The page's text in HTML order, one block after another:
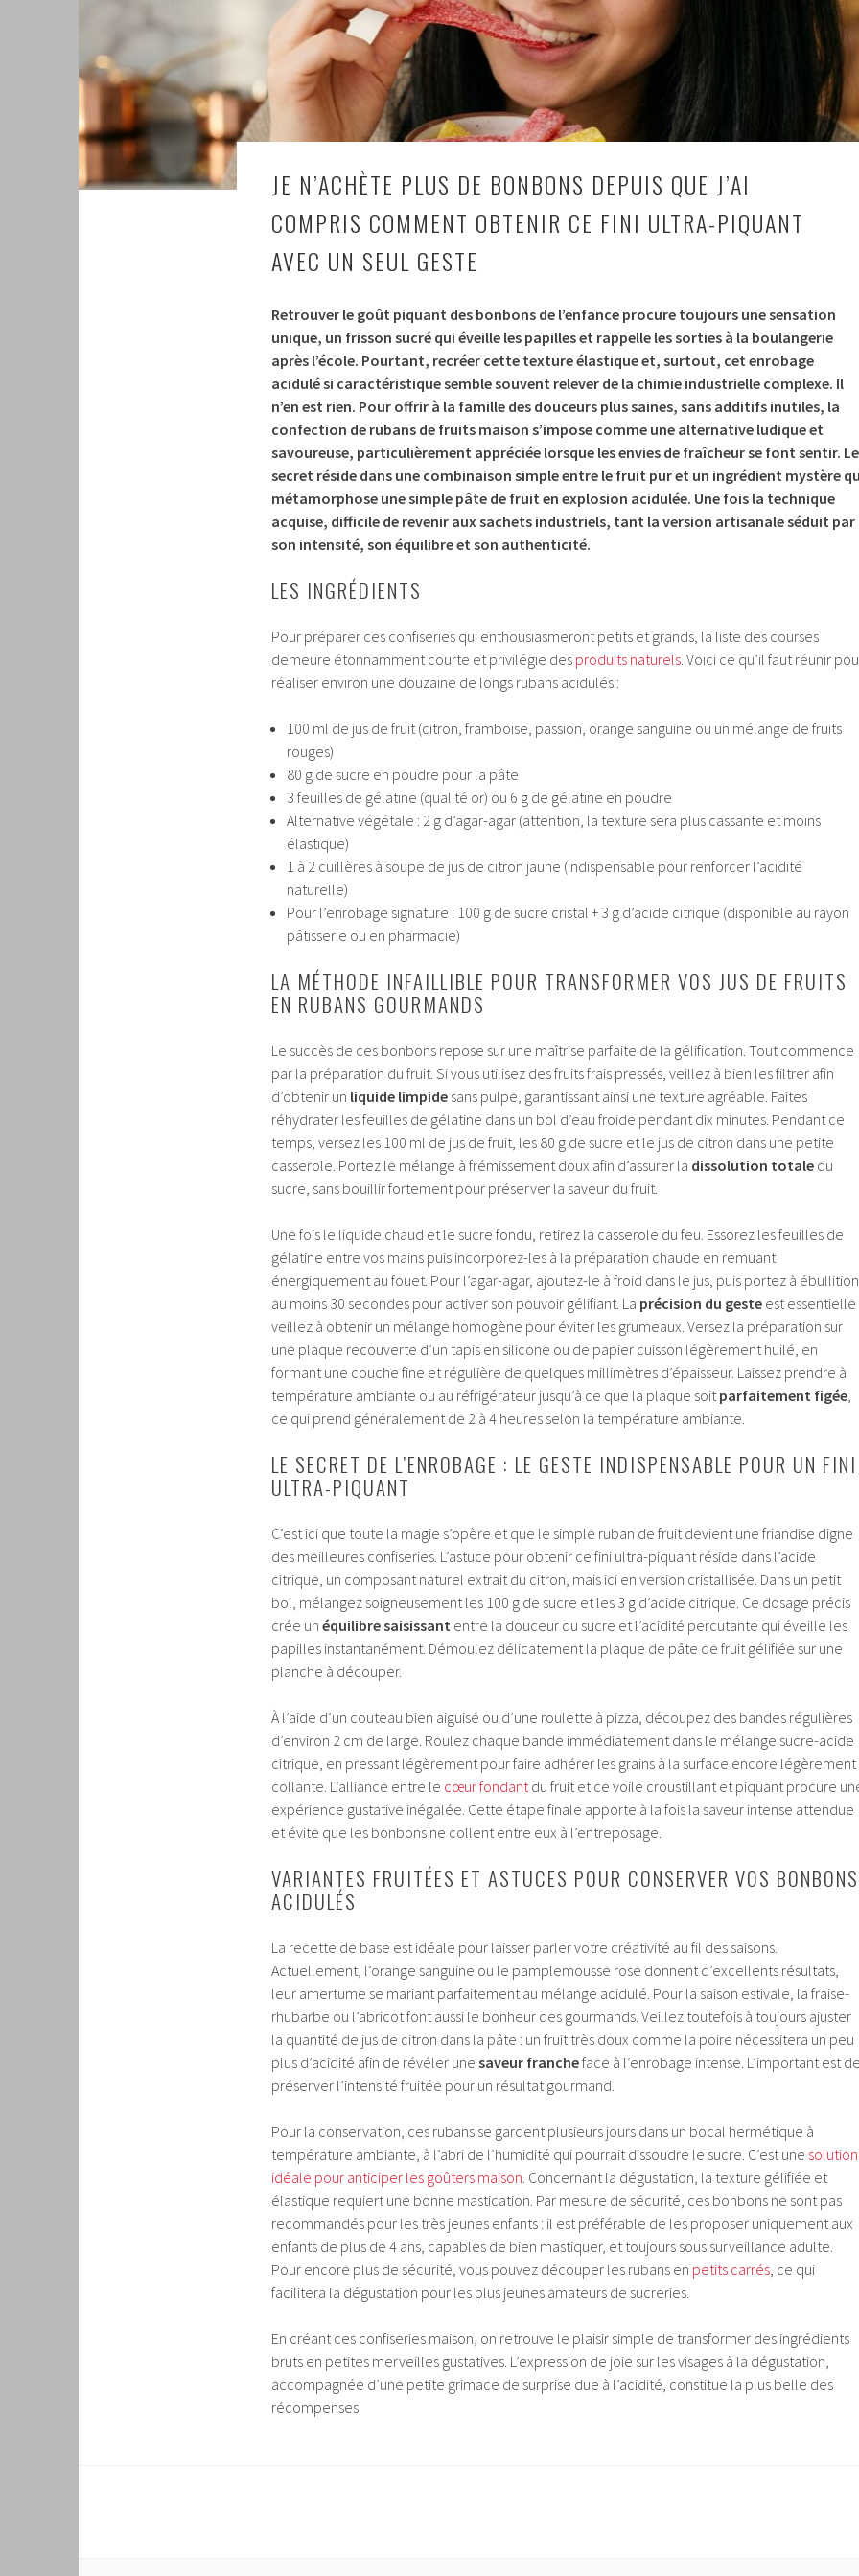
JE N’ACHÈTE PLUS DE BONBONS DEPUIS QUE J’AI
COMPRIS COMMENT OBTENIR CE FINI ULTRA-PIQUANT
AVEC UN SEUL GESTE
Retrouver le goût piquant des bonbons de l’enfance procure toujours une sensation
unique, un frisson sucré qui éveille les papilles et rappelle les sorties à la boulangerie
après l’école. Pourtant, recréer cette texture élastique et, surtout, cet enrobage
acidulé si caractéristique semble souvent relever de la chimie industrielle complexe. Il
n’en est rien. Pour offrir à la famille des douceurs plus saines, sans additifs inutiles, la
confection de rubans de fruits maison s’impose comme une alternative ludique et
savoureuse, particulièrement appréciée lorsque les envies de fraîcheur se font sentir. Le
secret réside dans une combinaison simple entre le fruit pur et un ingrédient mystère
métamorphose une simple pâte de fruit en explosion acidulée. Une fois la technique
acquise, difficile de revenir aux sachets industriels, tant la version artisanale séduit par
son intensité, son équilibre et son authenticité.
LES INGRÉDIENTS
Pour préparer ces confiseries qui enthousiasmeront petits et grands, la liste des courses
demeure étonnamment courte et privilégie des produits naturels . Voici ce qu’il faut réunir
réaliser environ une douzaine de longs rubans acidulés :
100 ml de jus de fruit (citron, framboise, passion, orange sanguine ou un mélange de fruits
rouges)
80 g de sucre en poudre pour la pâte
3 feuilles de gélatine (qualité or) ou 6 g de gélatine en poudre
Alternative végétale : 2 g d’agar-agar (attention, la texture sera plus cassante et moins
élastique)
1 à 2 cuillères à soupe de jus de citron jaune (indispensable pour renforcer l’acidité
naturelle)
Pour l’enrobage signature : 100 g de sucre cristal + 3 g d’acide citrique (disponible au rayon
pâtisserie ou en pharmacie)
LA MÉTHODE INFAILLIBLE POUR TRANSFORMER VOS JUS DE FRUITS
EN RUBANS GOURMANDS
Le succès de ces bonbons repose sur une maîtrise parfaite de la gélification. Tout commence
par la préparation du fruit. Si vous utilisez des fruits frais pressés, veillez à bien les filtrer afin
d’obtenir un liquide limpide sans pulpe, garantissant ainsi une texture agréable. Faites
réhydrater les feuilles de gélatine dans un bol d’eau froide pendant dix minutes. Pendant ce
temps, versez les 100 ml de jus de fruit, les 80 g de sucre et le jus de citron dans une petite
casserole. Portez le mélange à frémissement doux afin d’assurer la dissolution totale du
sucre, sans bouillir fortement pour préserver la saveur du fruit.
Une fois le liquide chaud et le sucre fondu, retirez la casserole du feu. Essorez les feuilles de
gélatine entre vos mains puis incorporez-les à la préparation chaude en remuant
énergiquement au fouet. Pour l’agar-agar, ajoutez-le à froid dans le jus, puis portez à ébullition
au moins 30 secondes pour activer son pouvoir gélifiant. La précision du geste est essentielle
veillez à obtenir un mélange homogène pour éviter les grumeaux. Versez la préparation sur
une plaque recouverte d’un tapis en silicone ou de papier cuisson légèrement huilé, en
formant une couche fine et régulière de quelques millimètres d’épaisseur. Laissez prendre à
température ambiante ou au réfrigérateur jusqu’à ce que la plaque soit parfaitement figée
ce qui prend généralement de 2 à 4 heures selon la température ambiante.
LE SECRET DE L’ENROBAGE : LE GESTE INDISPENSABLE POUR UN FINI
ULTRA-PIQUANT
C’est ici que toute la magie s’opère et que le simple ruban de fruit devient une friandise digne
des meilleures confiseries. L’astuce pour obtenir ce fini ultra-piquant réside dans l’acide
citrique, un composant naturel extrait du citron, mais ici en version cristallisée. Dans un petit
bol, mélangez soigneusement les 100 g de sucre et les 3 g d’acide citrique. Ce dosage précis
crée un équilibre saisissant entre la douceur du sucre et l’acidité percutante qui éveille les
papilles instantanément. Démoulez délicatement la plaque de pâte de fruit gélifiée sur une
planche à découper.
À l’aide d’un couteau bien aiguisé ou d’une roulette à pizza, découpez des bandes régulières
d’environ 2 cm de large. Roulez chaque bande immédiatement dans le mélange sucre-acide
citrique, en pressant légèrement pour faire adhérer les grains à la surface encore légèrement
collante. L’alliance entre le cœur fondant du fruit et ce voile croustillant et piquant procure
expérience gustative inégalée. Cette étape finale apporte à la fois la saveur intense attendue
et évite que les bonbons ne collent entre eux à l’entreposage.
VARIANTES FRUITÉES ET ASTUCES POUR CONSERVER VOS BONBONS
ACIDULÉS
La recette de base est idéale pour laisser parler votre créativité au fil des saisons.
Actuellement, l’orange sanguine ou le pamplemousse rose donnent d’excellents résultats,
leur amertume se mariant parfaitement au mélange acidulé. Pour la saison estivale, la fraise-
rhubarbe ou l’abricot font aussi le bonheur des gourmands. Veillez toutefois à toujours ajuster
la quantité de jus de citron dans la pâte : un fruit très doux comme la poire nécessitera un peu
plus d’acidité afin de révéler une saveur francheface à l’enrobage intense. L’important est
préserver l’intensité fruitée pour un résultat gourmand.
Pour la conservation, ces rubans se gardent plusieurs jours dans un bocal hermétique à
température ambiante, à l’abri de l’humidité qui pourrait dissoudre le sucre. C’est une solution
idéale pour anticiper les goûters maison . Concernant la dégustation, la texture gélifiée et
élastique requiert une bonne mastication. Par mesure de sécurité, ces bonbons ne sont pas
recommandés pour les très jeunes enfants : il est préférable de les proposer uniquement aux
enfants de plus de 4 ans, capables de bien mastiquer, et toujours sous surveillance adulte.
Pour encore plus de sécurité, vous pouvez découper les rubans en petits carrés , ce qui
facilitera la dégustation pour les plus jeunes amateurs de sucreries.
En créant ces confiseries maison, on retrouve le plaisir simple de transformer des ingrédients
bruts en petites merveilles gustatives. L’expression de joie sur les visages à la dégustation,
accompagnée d’une petite grimace de surprise due à l’acidité, constitue la plus belle des
récompenses.